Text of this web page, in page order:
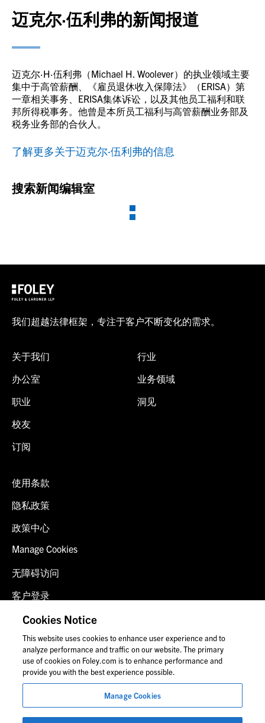
迈克尔·伍利弗的新闻报道
迈克尔·H·伍利弗（Michael H. Woolever）的执业领域主要
集中于高管薪酬、《雇员退休收入保障法》（ERISA）第
一章相关事务、ERISA集体诉讼，以及其他员工福利和联
邦所得税事务。他曾是本所员工福利与高管薪酬业务部及
税务业务部的合伙人。
了解更多关于迈克尔·伍利弗的信息
搜索新闻编辑室
我们超越法律框架，专注于客户不断变化的需求。
关于我们
办公室
职业
校友
订阅
行业
业务领域
洞见
使用条款
隐私政策
政策中心
Manage Cookies
无障碍访问
客户登录
诈骗预警
联系我们
© 2026 福里尔·拉德纳律师事务所
律师广告
Cookies Notice
This website uses cookies to enhance user experience and to
analyze performance and traffic on our website. The primary
use of cookies on Foley.com is to enhance performance and
provide you with the best experience possible.
Manage Cookies